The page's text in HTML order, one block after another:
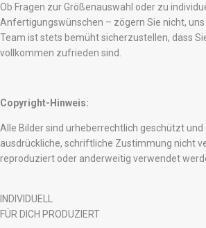
Ob Fragen zur Größenauswahl oder zu
Anfertigungswünschen – zögern Sie nicht,
Team ist stets bemüht sicherzustellen, dass
vollkommen zufrieden sind.
Copyright-Hinweis:
Alle Bilder sind urheberrechtlich geschützt
ausdrückliche, schriftliche Zustimmung nicht
reproduziert oder anderweitig verwendet
INDIVIDUELL
FÜR DICH PRODUZIERT